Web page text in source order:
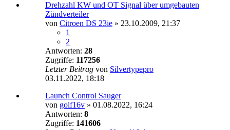
Drehzahl KW und OT Signal über umgebauten
Zündverteiler
von Citroen DS 23ie » 23.10.2009, 21:37
1
2
Antworten: 28
Zugriffe: 117256
Letzter Beitrag von Silvertypepro
03.11.2022, 18:18
Launch Control Sauger
von golf16v » 01.08.2022, 16:24
Antworten: 8
Zugriffe: 141606